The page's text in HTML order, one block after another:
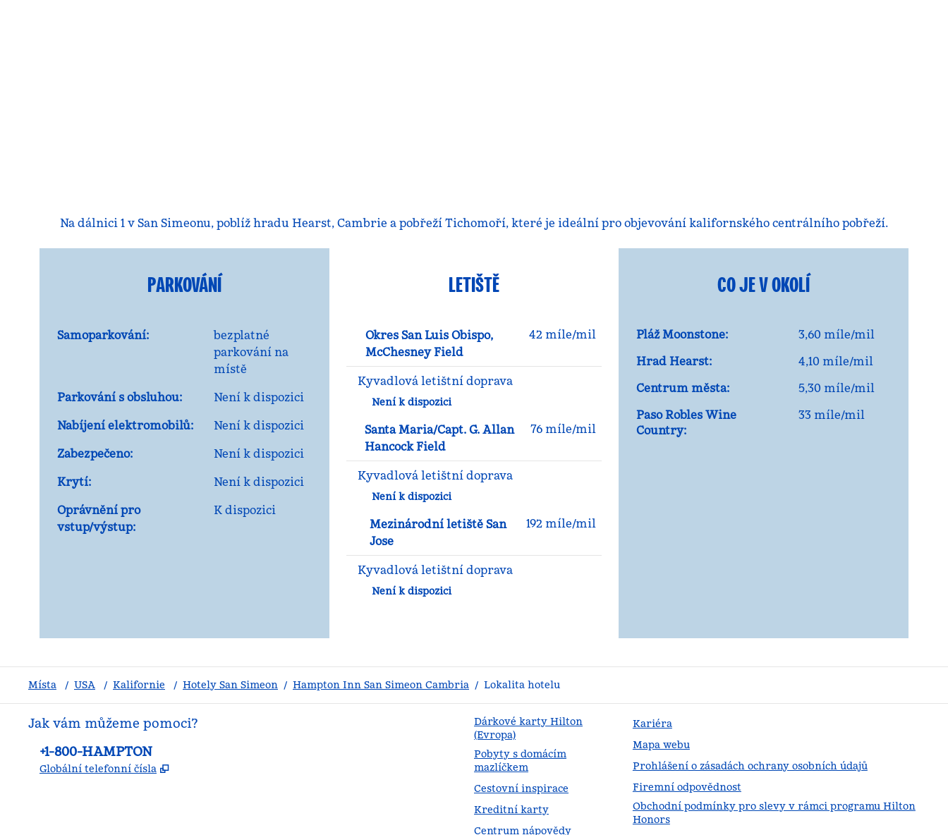
Na dálnici 1 v San Simeonu, poblíž hradu Hearst, Cambrie a pobřeží Tichomoří, které je ideální pro objevování kalifornského centrálního pobřeží.
PARKOVÁNÍ
Samoparkování:
bezplatné
parkování na
místě
Parkování s obsluhou:
Není k dispozici
Nabíjení elektromobilů:
Není k dispozici
Zabezpečeno:
Není k dispozici
Krytí:
Není k dispozici
Oprávnění pro
vstup/výstup:
K dispozici
LETIŠTĚ
Okres San Luis Obispo,
McChesney Field
42 míle/mil
Kyvadlová letištní doprava
Není k dispozici
Santa Maria/Capt. G. Allan
Hancock Field
76 míle/mil
Kyvadlová letištní doprava
Není k dispozici
Mezinárodní letiště San
Jose
192 míle/mil
Kyvadlová letištní doprava
Není k dispozici
CO JE V OKOLÍ
Pláž Moonstone:
3,60 míle/mil
Hrad Hearst:
4,10 míle/mil
Centrum města:
5,30 míle/mil
Paso Robles Wine
Country:
33 míle/mil
Místa / USA / Kalifornie / Hotely San Simeon / Hampton Inn San Simeon Cambria / Lokalita hotelu
Jak vám můžeme pomoci?
Telefon:
+1-800-HAMPTON
Globální telefonní čísla ,
Dárkové karty Hilton
(Evropa)
Pobyty s domácím
mazlíčkem
Cestovní inspirace
Kreditní karty
Centrum nápovědy
Kariéra
Mapa webu
Prohlášení o zásadách ochrany osobních údajů
Firemní odpovědnost
Obchodní podmínky pro slevy v rámci programu Hilton
Honors